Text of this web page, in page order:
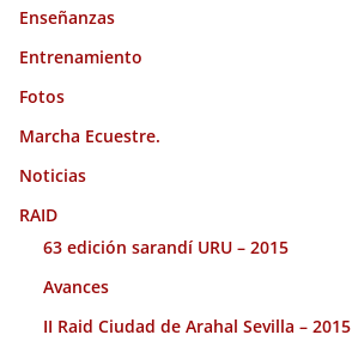
Enseñanzas
Entrenamiento
Fotos
Marcha Ecuestre.
Noticias
RAID
63 edición sarandí URU – 2015
Avances
II Raid Ciudad de Arahal Sevilla – 2015